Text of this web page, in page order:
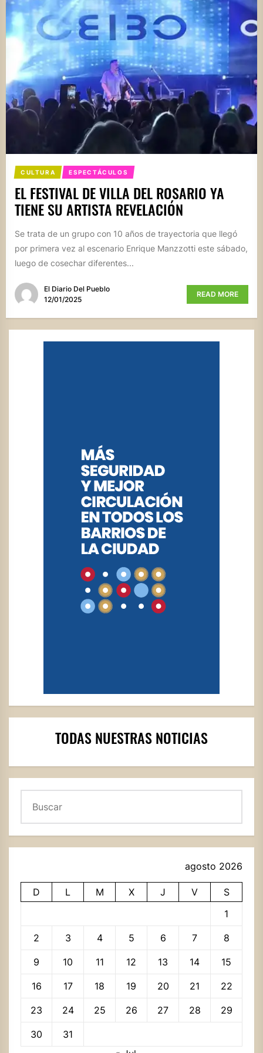
CULTURA ESPECTÁCULOS
EL FESTIVAL DE VILLA DEL ROSARIO YA
TIENE SU ARTISTA REVELACIÓN
Se trata de un grupo con 10 años de trayectoria que llegó
por primera vez al escenario Enrique Manzzotti este sábado,
luego de cosechar diferentes...
El Diario Del Pueblo
12/01/2025
READ MORE
TODAS NUESTRAS NOTICIAS
agosto 2026
D L M X J V
S
1
2 3 4 5 6 7 8
9 10 11 12 13 14 15
16 17 18 19 20 21 22
23 24 25 26 27 28 29
30
31